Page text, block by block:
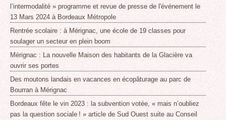
l’intermodalité » programme et revue de presse de l'événement le
13 Mars 2024 à Bordeaux Métropole
Rentrée scolaire : à Mérignac, une école de 19 classes pour
soulager un secteur en plein boom
Mérignac : La nouvelle Maison des habitants de la Glacière va
ouvrir ses portes
Des moutons landais en vacances en écopâturage au parc de
Bourran à Mérignac
Bordeaux fête le vin 2023 : la subvention votée, « mais n’oubliez
pas la question sociale ! » article de Sud Ouest suite au Conseil